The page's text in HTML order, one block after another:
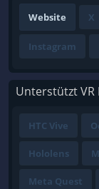
Website X
Instagram
Unterstützt VR
HTC Vive
Hololens
Meta Quest